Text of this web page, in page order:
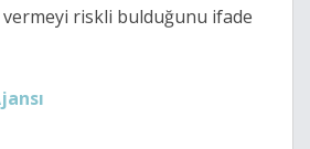
riskli bulduğunu ifade